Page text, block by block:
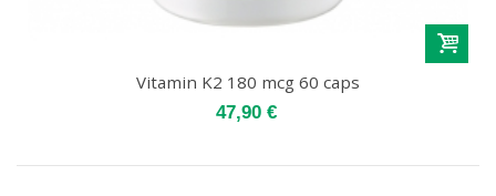
Vitamin K2 180 mcg 60 caps
47,90 €